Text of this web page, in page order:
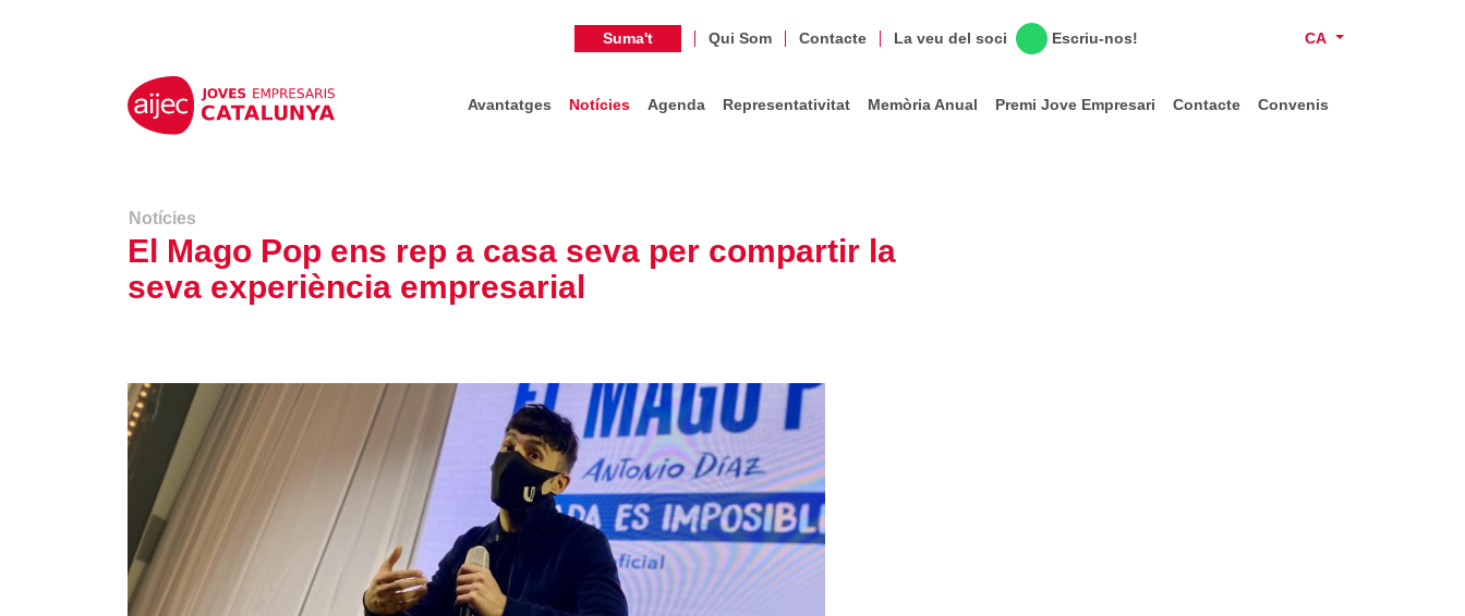
Suma't Qui Som Contacte La veu del soci Escriu-nos! CA
Avantatges Notícies Agenda Representativitat Memòria Anual Premi Jove Empresari Contacte Convenis
Notícies
El Mago Pop ens rep a casa seva per compartir la
seva experiència empresarial